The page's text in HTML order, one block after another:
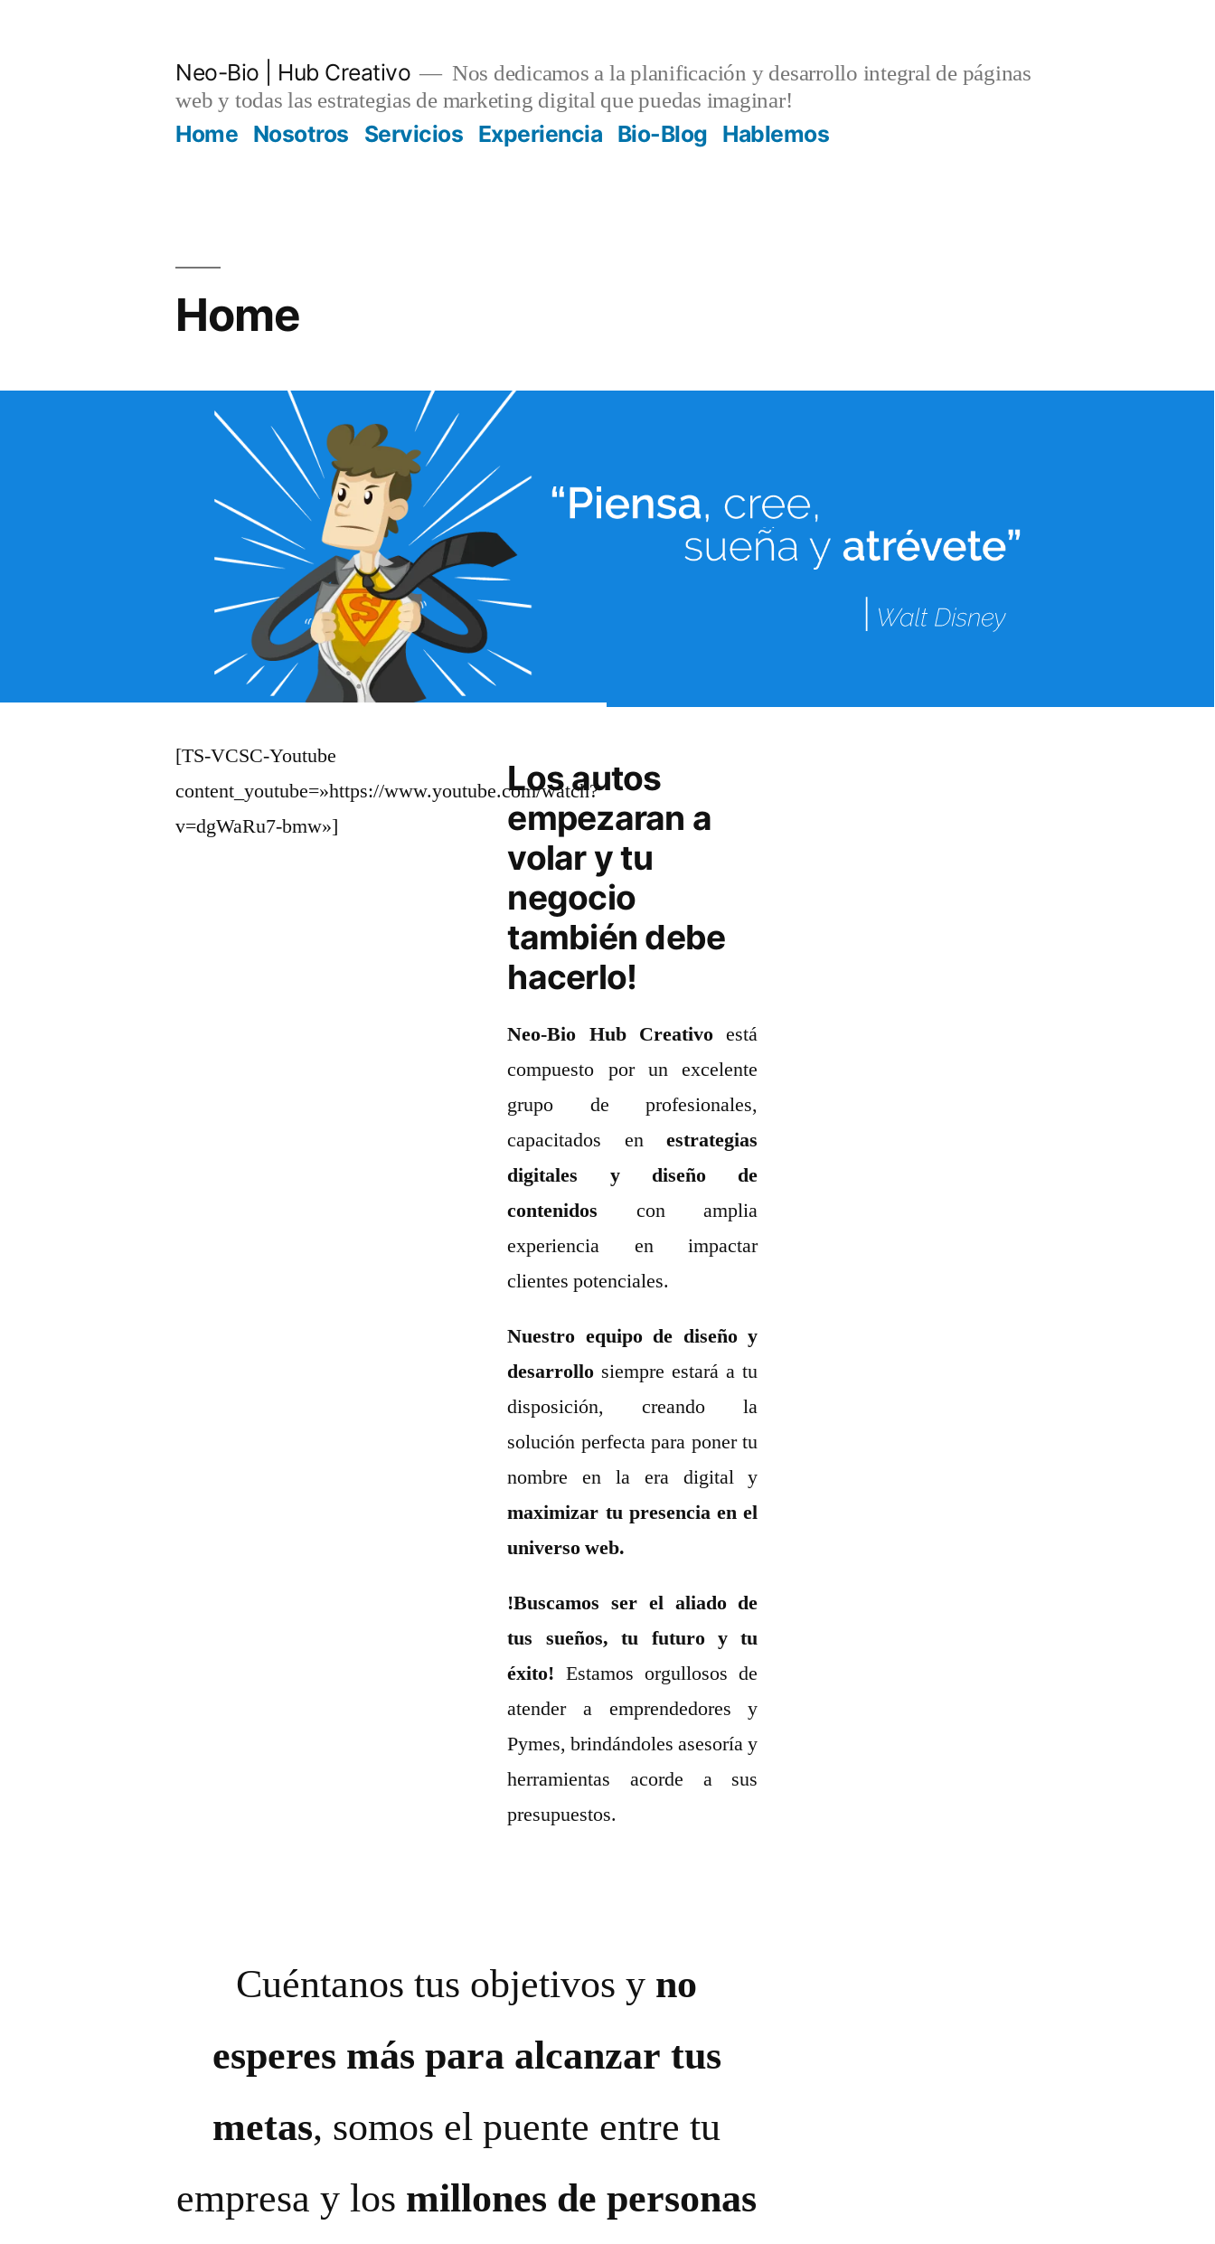
Neo-Bio | Hub Creativo
Nos dedicamos a la planificación y desarrollo integral de páginas
web y todas las estrategias de marketing digital que puedas imaginar!
Home Nosotros Servicios Experiencia Bio-Blog Hablemos
Home
[TS-VCSC-Youtube
content_youtube=»https://www.youtube.com/watch?
v=dgWaRu7-bmw»]
Los autos
empezaran a
volar y tu
negocio
también debe
hacerlo!
Neo-Bio Hub Creativo está
compuesto por un excelente
grupo de profesionales,
capacitados enestrategias
digitales y diseño de
contenidos con amplia
experiencia en impactar
clientes potenciales.
Nuestro equipo de diseño y
desarrollo siempre estará a tu
disposición, creando la
solución perfecta para poner tu
nombre en la era digital y
maximizar tu presencia en el
universo web.
!Buscamos ser el aliado de
tus sueños, tu futuro y tu
éxito! Estamos orgullosos de
atender a emprendedores y
Pymes, brindándoles asesoría y
herramientas acorde a sus
presupuestos.
Cuéntanos tus objetivos y no
esperes más para alcanzar tus
metas, somos el puente entre tu
empresa y los millones de personas